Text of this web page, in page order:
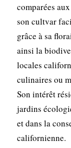
comparées
son cultvar
grâce à sa
ainsi la
locales
culinaires ou
Son intérêt
jardins
et dans la
californienne.